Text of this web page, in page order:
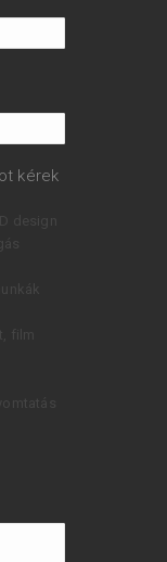
kérek